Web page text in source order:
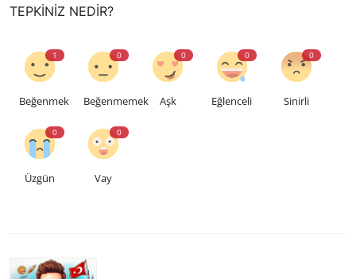
TEPKINIZ NEDIR?
1
Beğenmek
0
Beğenmemek
0
Aşk
0
Eğlenceli
0
Sinirli
0
Üzgün
0
Vay